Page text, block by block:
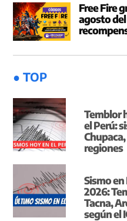
Free Fire
agosto
● TOP
Temblor
el Perú:
regiones
Sismo
2026:
Tacna,
según el